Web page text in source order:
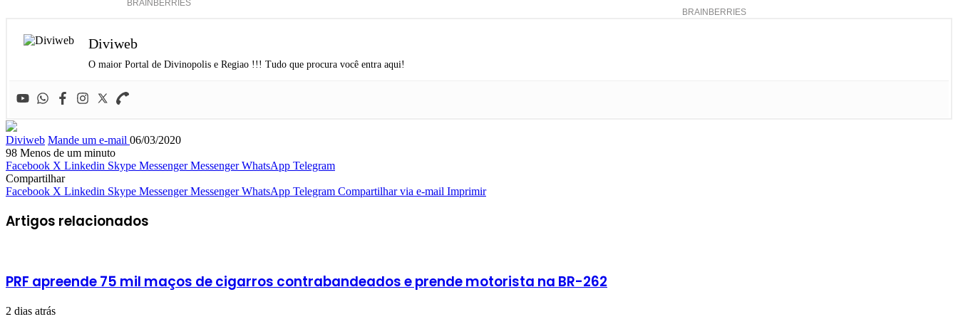
Diviweb
O maior Portal de Divinopolis e Regiao !!! Tudo que procura você entra aqui!
Diviweb Mande um e-mail 06/03/2020
98 Menos de um minuto
Facebook X Linkedin Skype Messenger Messenger WhatsApp Telegram
Compartilhar
Facebook X Linkedin Skype Messenger Messenger WhatsApp Telegram Compartilhar via e-mail Imprimir
Artigos relacionados
PRF apreende 75 mil maços de cigarros contrabandeados e prende motorista na BR-262
2 dias atrás